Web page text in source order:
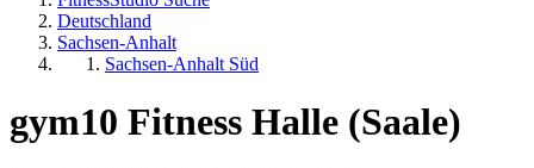
Deutschland
Sachsen-Anhalt
Sachsen-Anhalt Süd
gym10 Fitness Halle (Saale)